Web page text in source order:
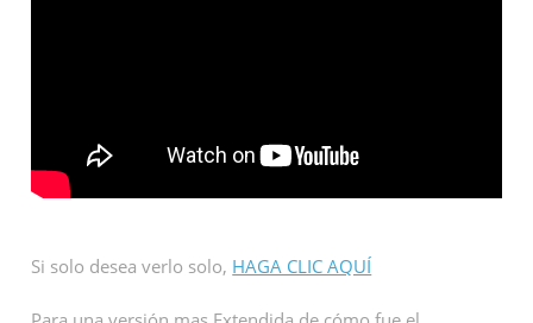
Si solo desea verlo solo, HAGA CLIC AQUÍ